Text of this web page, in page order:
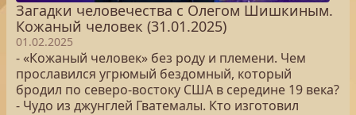
Загадки человечества с Олегом Шишкиным.
Кожаный человек (31.01.2025)
01.02.2025
- «Кожаный человек» без роду и племени. Чем
прославился угрюмый бездомный, который
бродил по северо-востоку США в середине 19 века?
- Чудо из джунглей Гватемалы. Кто изготовил